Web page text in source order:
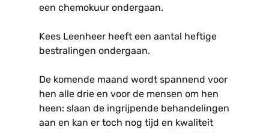
een chemokuur ondergaan.
Kees Leenheer heeft een aantal heftige
bestralingen ondergaan.
De komende maand wordt spannend voor
hen alle drie en voor de mensen om hen
heen: slaan de ingrijpende behandelingen
aan en kan er toch nog tijd en kwaliteit